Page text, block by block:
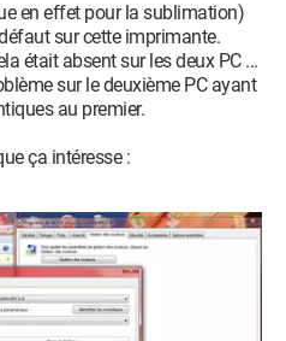
en effet pour la sublimation)
sur cette imprimante.
était absent sur les deux PC ...
sur le deuxième PC ayant
au premier.
ça intéresse :